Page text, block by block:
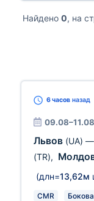
Найдено 0, на
6 часов назад
09.08–11.08
Львов (UA) —
(TR),
(длн=13,62м
CMR